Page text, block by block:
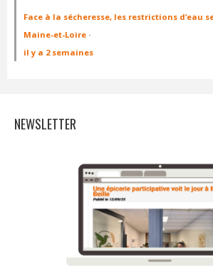
Face à la sécheresse, les restrictions d’eau
Maine-et-Loire ·
il y a 2 semaines
NEWSLETTER